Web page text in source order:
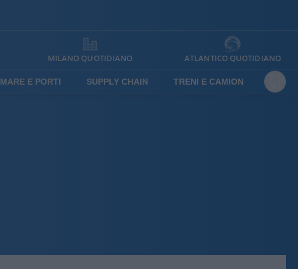
MILANO QUOTIDIANO ATLANTICO QUOTIDIANO
MARE E PORTI SUPPLY CHAIN TRENI E CAMION